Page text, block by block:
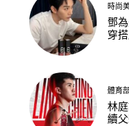
時尚
鄧
穿
體育
林
續